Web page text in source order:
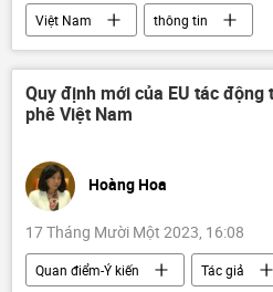
Việt Nam
thông tin
dịch tả lợn Châu Phi
Xã hội
nông nghiệp
Bộ Nông nghiệp
lợn
Quy định mới của EU tác
phê Việt Nam
Hoàng Hoa
17 Tháng Mười Một 2023, 16:08
Quan điểm-Ý kiến Tác giả